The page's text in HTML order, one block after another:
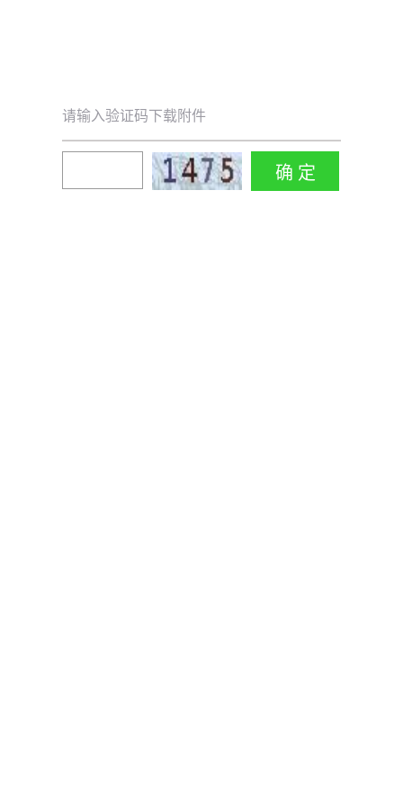
请输入验证码下载附件